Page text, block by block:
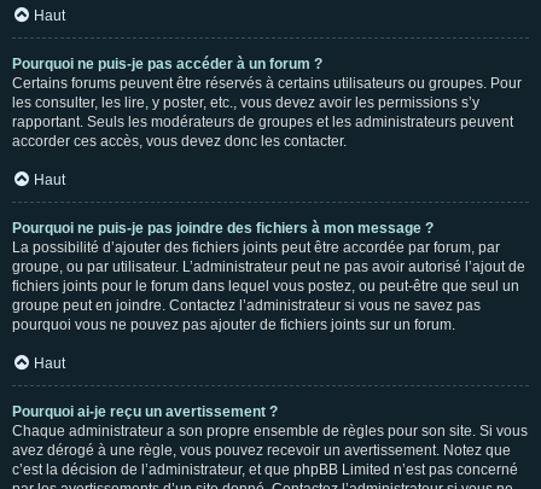
Haut
Pourquoi ne puis-je pas accéder à un forum ?
Certains forums peuvent être réservés à certains utilisateurs ou groupes. Pour
les consulter, les lire, y poster, etc., vous devez avoir les permissions s’y
rapportant. Seuls les modérateurs de groupes et les administrateurs peuvent
accorder ces accès, vous devez donc les contacter.
Haut
Pourquoi ne puis-je pas joindre des fichiers à mon message ?
La possibilité d’ajouter des fichiers joints peut être accordée par forum, par
groupe, ou par utilisateur. L’administrateur peut ne pas avoir autorisé l’ajout de
fichiers joints pour le forum dans lequel vous postez, ou peut-être que seul un
groupe peut en joindre. Contactez l’administrateur si vous ne savez pas
pourquoi vous ne pouvez pas ajouter de fichiers joints sur un forum.
Haut
Pourquoi ai-je reçu un avertissement ?
Chaque administrateur a son propre ensemble de règles pour son site. Si vous
avez dérogé à une règle, vous pouvez recevoir un avertissement. Notez que
c’est la décision de l’administrateur, et que phpBB Limited n’est pas concerné